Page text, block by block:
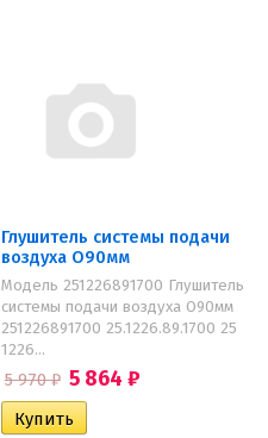
Глушитель системы подачи
воздуха O90мм
Модель 251226891700 Глушитель
системы подачи воздуха O90мм
251226891700 25.1226.89.1700 25
1226...
5 970₽ 5 864 ₽